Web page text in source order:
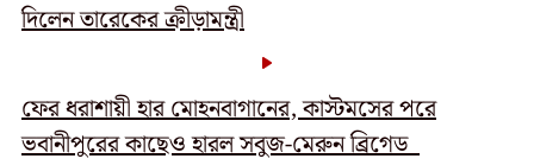
দিলেন তারেকের ক্রীড়ামন্ত্রী
ফের ধরাশায়ী হার মোহনবাগানের, কাস্টমসের পরে
ভবানীপুরের কাছেও হারল সবুজ-মেরুন ব্রিগেড